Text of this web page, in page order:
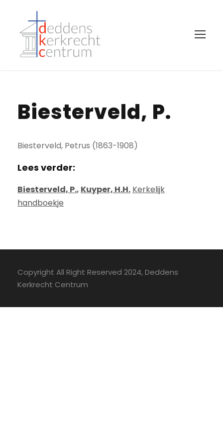
Biesterveld, P.
Biesterveld, Petrus (1863-1908)
Lees verder:
Biesterveld, P., Kuyper, H.H. Kerkelijk
handboekje
Copyright All Right Reserved 2024, Deddens
Kerkrecht Centrum